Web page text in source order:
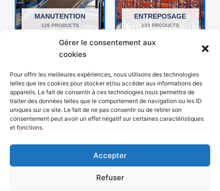
Gérer le consentement aux
cookies
Pour offrir les meilleures expériences, nous utilisons des technologies
telles que les cookies pour stocker et/ou accéder aux informations des
appareils. Le fait de consentir à ces technologies nous permettra de
traiter des données telles que le comportement de navigation ou les ID
uniques sur ce site. Le fait de ne pas consentir ou de retirer son
consentement peut avoir un effet négatif sur certaines caractéristiques
et fonctions.
Accepter
Refuser
MANUTENTION
126 PRODUCTS
ENTREPOSAGE
133 PRODUCTS
192 PRODUCTS